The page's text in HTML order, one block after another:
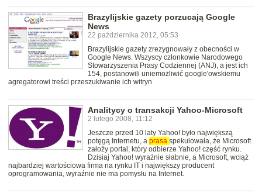
Brazylijskie gazety porzucają Google
News
22 października 2012, 05:53
Brazylijskie gazety zrezygnowały z obecności w
Google News. Wszyscy członkowie Narodowego
Stowarzyszenia Prasy Codziennej (ANJ), a jest ich
154, postanowili uniemożliwić google'owskiemu
agregatorowi treści przeszukiwanie ich witryn
Analitycy o transakcji Yahoo-Microsoft
2 lutego 2008, 11:12
Jeszcze przed 10 laty Yahoo! było największą
potęgą Internetu, a prasa spekulowała, że Microsoft
założy portal, który odbierze Yahoo! część rynku.
Dzisiaj Yahoo! wyraźnie słabnie, a Microsoft, wciąż
najbardziej wartościowa firma na rynku IT i największy producent
oprogramowania, wyraźnie nie ma pomysłu na Internet.